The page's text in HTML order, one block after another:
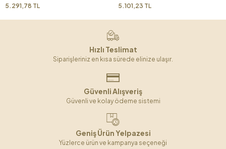
5.291,78 TL 5.101,23 TL
Hızlı Teslimat
Siparişleriniz en kısa sürede elinize ulaşır.
Güvenli Alışveriş
Güvenli ve kolay ödeme sistemi
Geniş Ürün Yelpazesi
Yüzlerce ürün ve kampanya seçeneği